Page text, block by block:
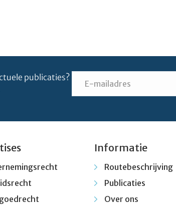
publicaties?
Informatie
Routebeschrijving
Publicaties
Over ons